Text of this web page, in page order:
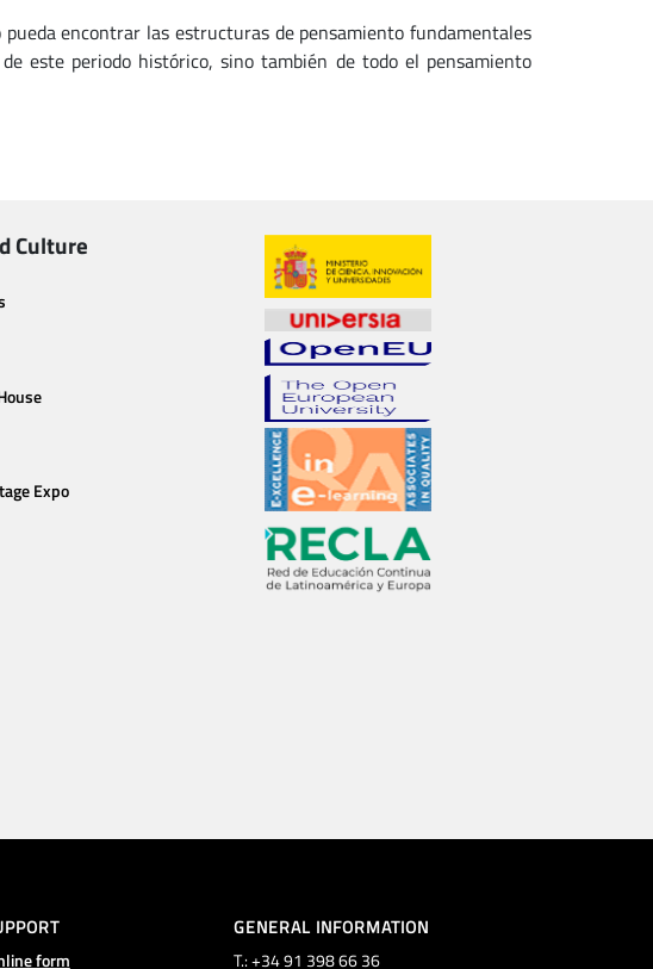
encontrar las estructuras de pensamiento fundamentales
este periodo histórico, sino también de todo el pensamiento
Culture
Expo
form
GENERAL INFORMATION
T.: +34 91 398 66 36